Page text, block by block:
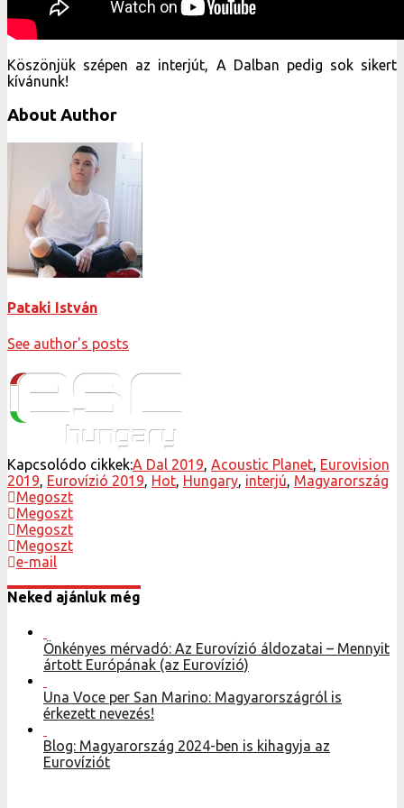
Köszönjük szépen az interjút, A Dalban pedig sok sikert
kívánunk!
About Author
Pataki István
See author's posts
Kapcsolódo cikkek:A Dal 2019 Acoustic Planet Eurovision
2019 Eurovízió 2019 Hot Hungary interjú Magyarország
Megoszt
Megoszt
Megoszt
Megoszt
e-mail
Neked ajánluk még
Önkényes mérvadó: Az Eurovízió áldozatai – Mennyit
ártott Európának (az Eurovízió)
Una Voce per San Marino: Magyarországról is
érkezett nevezés!
Blog: Magyarország 2024-ben is kihagyja az
Eurovíziót